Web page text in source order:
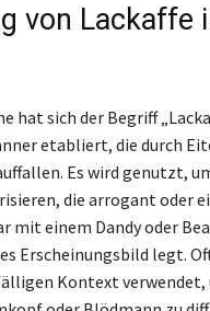
von Lackaffe
hat sich der Begriff
etabliert, die durch
Es wird genutzt,
die arrogant oder
einem Dandy oder
Erscheinungsbild legt.
Kontext verwendet,